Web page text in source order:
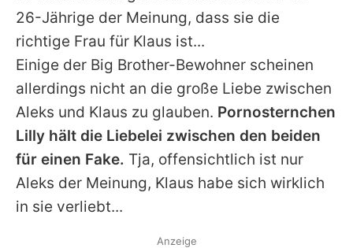
26-Jährige der Meinung, dass sie die
richtige Frau für Klaus ist...
Einige der Big Brother-Bewohner scheinen
allerdings nicht an die große Liebe zwischen
Aleks und Klaus zu glauben. Pornosternchen
Lilly hält die Liebelei zwischen den beiden
für einen Fake. Tja, offensichtlich ist nur
Aleks der Meinung, Klaus habe sich wirklich
in sie verliebt...
Anzeige